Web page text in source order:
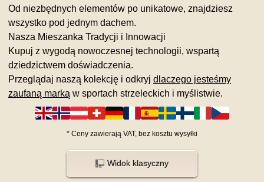
Od niezbędnych elementów po unikatowe, znajdziesz
wszystko pod jednym dachem.
Nasza Mieszanka Tradycji i Innowacji
Kupuj z wygodą nowoczesnej technologii, wspartą
dziedzictwem doświadczenia.
Przeglądaj naszą kolekcję i odkryj dlaczego jesteśmy
zaufaną marką w sportach strzeleckich i myślistwie.
* Ceny zawierają VAT, bez kosztu wysyłki
Widok klasyczny